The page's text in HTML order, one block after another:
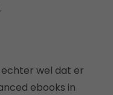
wel dat er
ebooks in